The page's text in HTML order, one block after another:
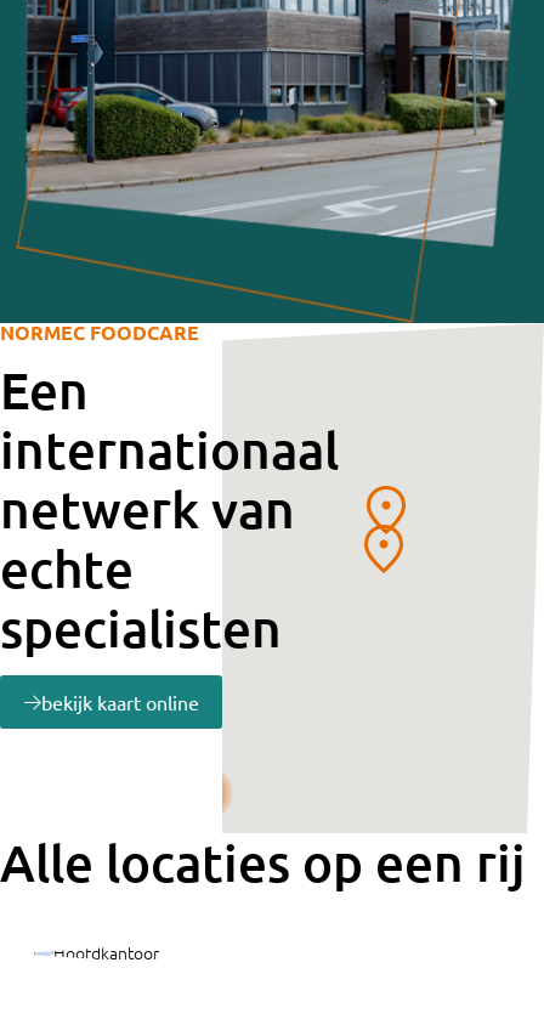
NORMEC FOODCARE
Een
internationaal
netwerk van
echte
specialisten
bekijk kaart online
Alle locaties op een rij